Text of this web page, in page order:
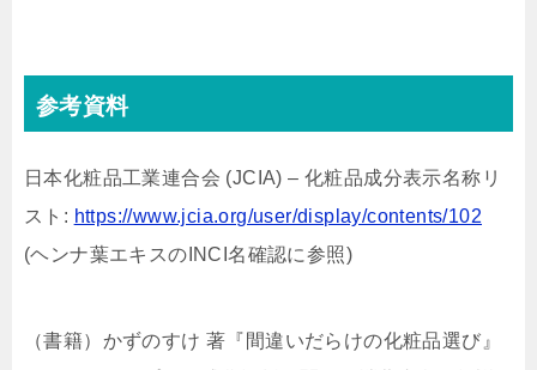
参考資料
日本化粧品工業連合会 (JCIA) – 化粧品成分表示名称リ
スト: https://www.jcia.org/user/display/contents/102
(ヘンナ葉エキスのINCI名確認に参照)
（書籍）かずのすけ 著『間違いだらけの化粧品選び』